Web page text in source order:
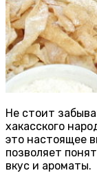
Не стоит
хакасского
это настоящее
позволяет
вкус и ароматы.